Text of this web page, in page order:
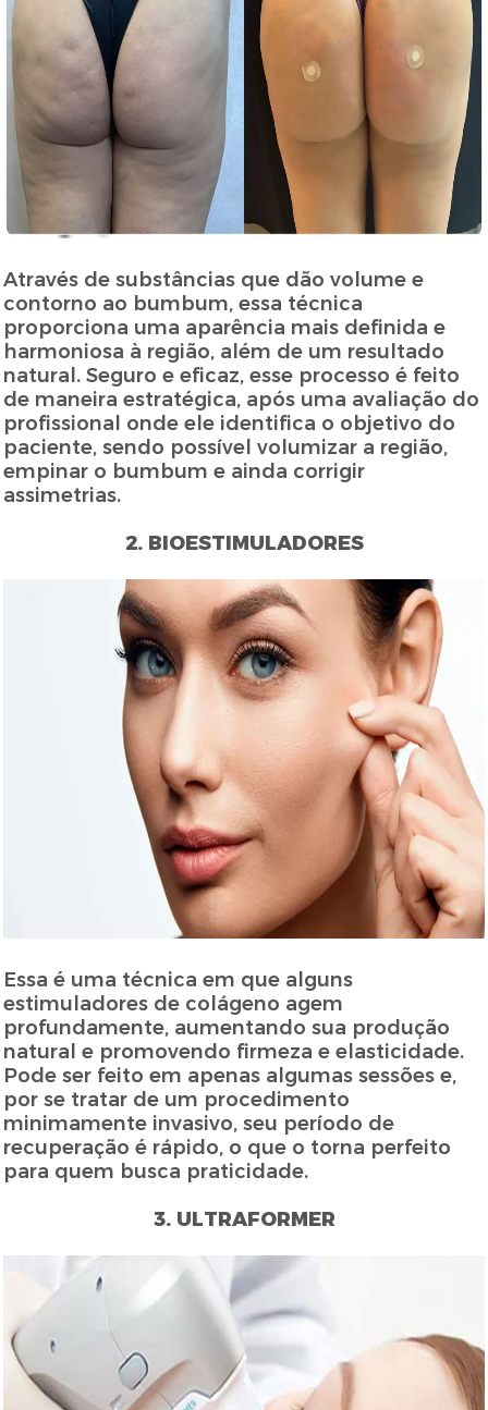
Através de substâncias que dão volume e
contorno ao bumbum, essa técnica
proporciona uma aparência mais definida e
harmoniosa à região, além de um resultado
natural. Seguro e eficaz, esse processo é feito
de maneira estratégica, após uma avaliação do
profissional onde ele identifica o objetivo do
paciente, sendo possível volumizar a região,
empinar o bumbum e ainda corrigir
assimetrias.
2. BIOESTIMULADORES
Essa é uma técnica em que alguns
estimuladores de colágeno agem
profundamente, aumentando sua produção
natural e promovendo firmeza e elasticidade.
Pode ser feito em apenas algumas sessões e,
por se tratar de um procedimento
minimamente invasivo, seu período de
recuperação é rápido, o que o torna perfeito
para quem busca praticidade.
3. ULTRAFORMER